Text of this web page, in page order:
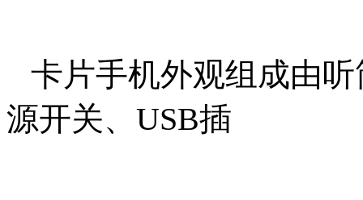
卡片手机外观组成由
源开关、USB插